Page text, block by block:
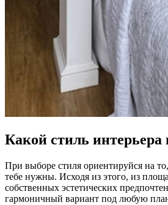
Какой стиль интерьера
При выборе стиля ориентируйся на
тебе нужны. Исходя из этого, из
собственных эстетических
гармоничный вариант под любую